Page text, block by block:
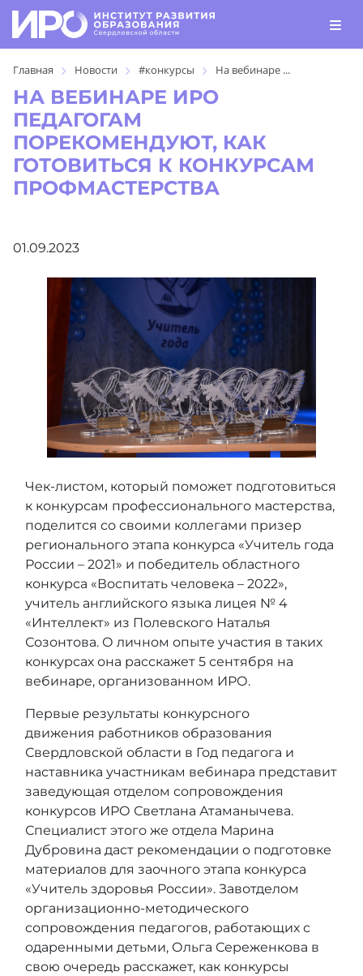
Главная Новости #конкурсы На вебинаре ...
НА ВЕБИНАРЕ ИРО
ПЕДАГОГАМ
ПОРЕКОМЕНДУЮТ, КАК
ГОТОВИТЬСЯ К КОНКУРСАМ
ПРОФМАСТЕРСТВА
01.09.2023
Чек-листом, который поможет подготовиться
к конкурсам профессионального мастерства,
поделится со своими коллегами призер
регионального этапа конкурса «Учитель года
России – 2021» и победитель областного
конкурса «Воспитать человека – 2022»,
учитель английского языка лицея № 4
«Интеллект» из Полевского Наталья
Созонтова. О личном опыте участия в таких
конкурсах она расскажет 5 сентября на
вебинаре, организованном ИРО.
Первые результаты конкурсного
движения работников образования
Свердловской области в Год педагога и
наставника участникам вебинара представит
заведующая отделом сопровождения
конкурсов ИРО Светлана Атаманычева.
Специалист этого же отдела Марина
Дубровина даст рекомендации о подготовке
материалов для заочного этапа конкурса
«Учитель здоровья России». Завотделом
организационно-методического
сопровождения педагогов, работающих с
одаренными детьми, Ольга Сереженкова в
свою очередь расскажет, как конкурсы